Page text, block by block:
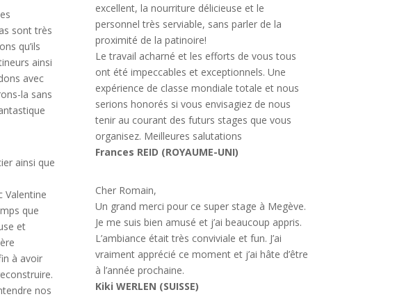
sont très
qu’ils
ainsi
avec
la sans
ainsi que
Valentine
que
et
à avoir
nos
excellent, la nourriture délicieuse et le
personnel très serviable, sans parler de la
proximité de la patinoire!
Le travail acharné et les efforts de vous tous
ont été impeccables et exceptionnels. Une
expérience de classe mondiale totale et nous
serions honorés si vous envisagiez de nous
tenir au courant des futurs stages que vous
organisez. Meilleures salutations
Frances REID (ROYAUME-UNI)
Cher Romain,
Un grand merci pour ce super stage à Megève.
Je me suis bien amusé et j’ai beaucoup appris.
L’ambiance était très conviviale et fun. J’ai
vraiment apprécié ce moment et j’ai hâte d’être
à l’année prochaine.
Kiki WERLEN (SUISSE)